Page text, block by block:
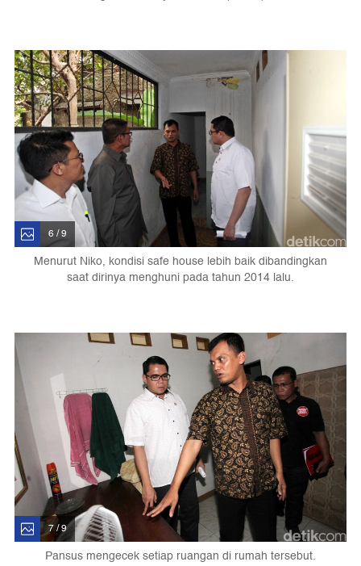
6 / 9
Menurut Niko, kondisi safe house lebih baik dibandingkan
saat dirinya menghuni pada tahun 2014 lalu.
7 / 9
Pansus mengecek setiap ruangan di rumah tersebut.